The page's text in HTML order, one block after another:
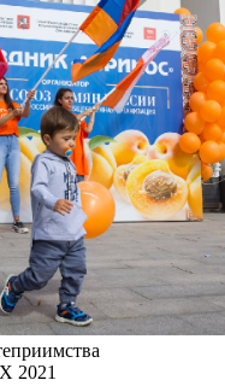
2021